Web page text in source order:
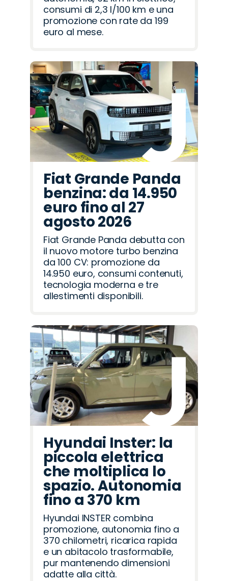
consumi di 2,3 l/100 km e una
promozione con rate da 199
euro al mese.
Fiat Grande Panda
benzina: da 14.950
euro fino al 27
agosto 2026
Fiat Grande Panda debutta con
il nuovo motore turbo benzina
da 100 CV: promozione da
14.950 euro, consumi contenuti,
tecnologia moderna e tre
allestimenti disponibili.
Hyundai Inster: la
piccola elettrica
che moltiplica lo
spazio. Autonomia
fino a 370 km
Hyundai INSTER combina
promozione, autonomia fino a
370 chilometri, ricarica rapida
e un abitacolo trasformabile,
pur mantenendo dimensioni
adatte alla città.